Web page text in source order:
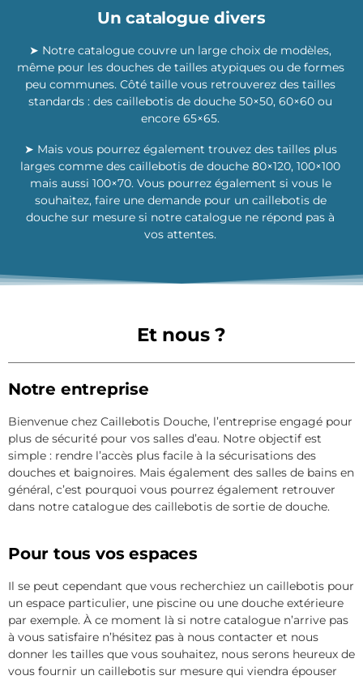
Un catalogue divers
➤ Notre catalogue couvre un large choix de modèles,
même pour les douches de tailles atypiques ou de formes
peu communes. Côté taille vous retrouverez des tailles
standards : des caillebotis de douche 50×50, 60×60 ou
encore 65×65.
➤ Mais vous pourrez également trouvez des tailles plus
larges comme des caillebotis de douche 80×120, 100×100
mais aussi 100×70. Vous pourrez également si vous le
souhaitez, faire une demande pour un caillebotis de
douche sur mesure si notre catalogue ne répond pas à
vos attentes.
Et nous ?
Notre entreprise
Bienvenue chez Caillebotis Douche, l’entreprise engagé pour
plus de sécurité pour vos salles d’eau. Notre objectif est
simple : rendre l’accès plus facile à la sécurisations des
douches et baignoires. Mais également des salles de bains en
général, c’est pourquoi vous pourrez également retrouver
dans notre catalogue des caillebotis de sortie de douche.
Pour tous vos espaces
Il se peut cependant que vous recherchiez un caillebotis pour
un espace particulier, une piscine ou une douche extérieure
par exemple. À ce moment là si notre catalogue n’arrive pas
à vous satisfaire n’hésitez pas à nous contacter et nous
donner les tailles que vous souhaitez, nous serons heureux de
vous fournir un caillebotis sur mesure qui viendra épouser